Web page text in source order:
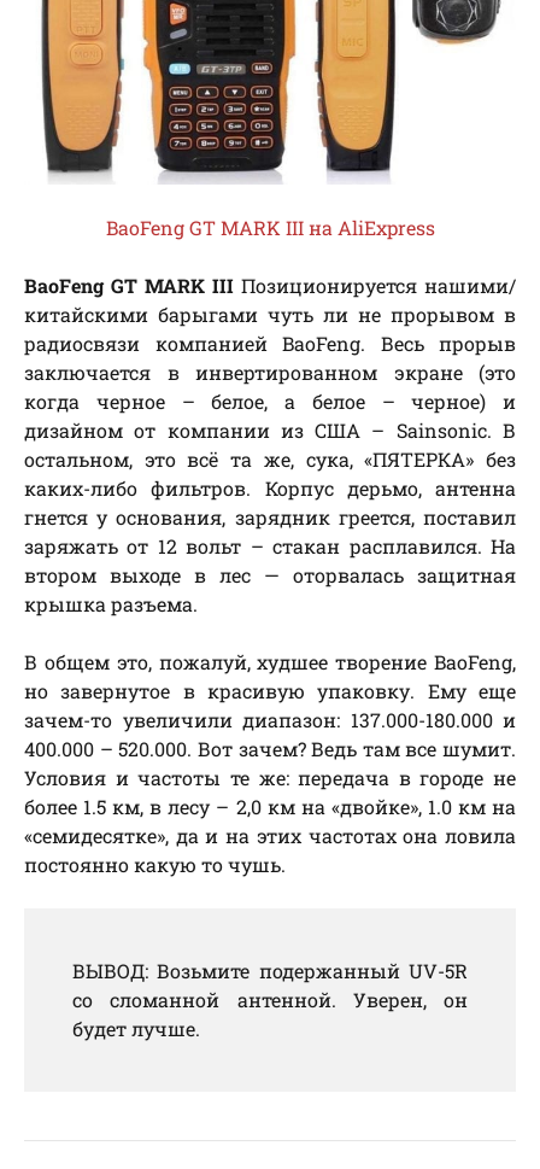
BaoFeng GT MARK III на AliExpress
BaoFeng GT MARK III Позиционируется нашими/
китайскими барыгами чуть ли не прорывом в
радиосвязи компанией BaoFeng. Весь прорыв
заключается в инвертированном экране (это
когда черное – белое, а белое – черное) и
дизайном от компании из США – Sainsonic. В
остальном, это всё та же, сука, «ПЯТЕРКА» без
каких-либо фильтров. Корпус дерьмо, антенна
гнется у основания, зарядник греется, поставил
заряжать от 12 вольт – стакан расплавился. На
втором выходе в лес — оторвалась защитная
крышка разъема.
В общем это, пожалуй, худшее творение BaoFeng,
но завернутое в красивую упаковку. Ему еще
зачем-то увеличили диапазон: 137.000-180.000 и
400.000 – 520.000. Вот зачем? Ведь там все шумит.
Условия и частоты те же: передача в городе не
более 1.5 км, в лесу – 2,0 км на «двойке», 1.0 км на
«семидесятке», да и на этих частотах она ловила
постоянно какую то чушь.
ВЫВОД: Возьмите подержанный UV-5R
со сломанной антенной. Уверен, он
будет лучше.